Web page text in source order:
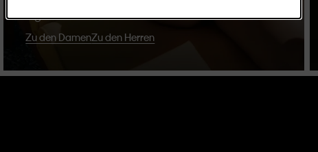
Signature Underwear, T-Shirts und Denim.
Zu den DamenZu den Herren